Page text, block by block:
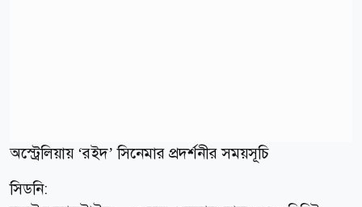
অস্ট্রেলিয়ায় ‘রইদ’ সিনেমার প্রদর্শনীর সময়সূচি
সিডনি: